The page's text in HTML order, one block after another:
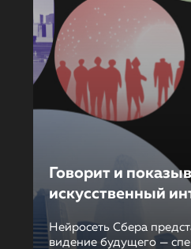
Говорит и
искусственный
Нейросеть Сбера
видение будущего —